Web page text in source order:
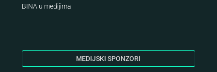
BINA u medijima
MEDIJSKI SPONZORI